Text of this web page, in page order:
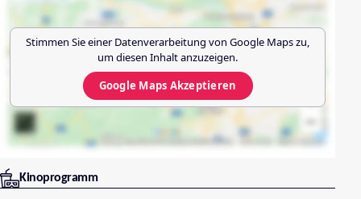
Stimmen Sie einer Datenverarbeitung von Google Mapszu,
um diesen Inhalt anzuzeigen.
Google Maps Akzeptieren
Kinoprogramm